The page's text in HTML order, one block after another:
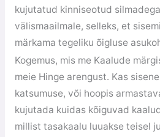
kujutatud kinniseotud
välismaailmale, selleks, et
märkama tegeliku õigluse
Kogemus, mis me Kaalude
meie Hinge arengust. Kas
katsumuse, või hoopis
kujutada kuidas kõiguvad
millist tasakaalu luuakse teisel